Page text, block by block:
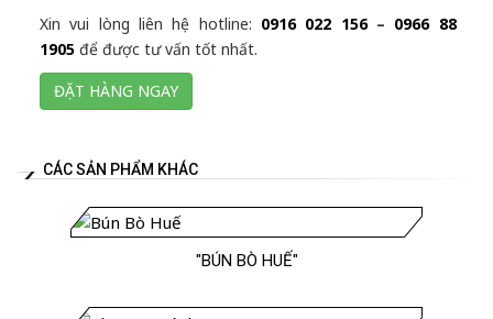
Xin vui lòng liên hệ hotline: 0916 022 156– 0966 88
1905 để được tư vấn tốt nhất.
ĐẶT HÀNG NGAY
CÁC SẢN PHẨM KHÁC
"BÚN BÒ HUẾ"